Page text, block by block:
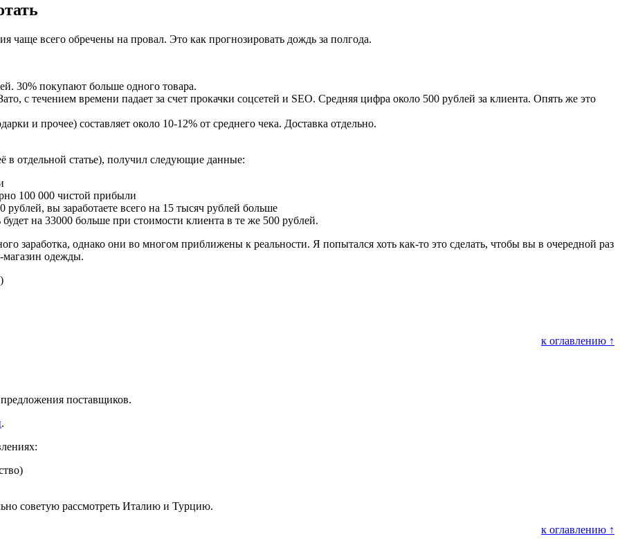
чаще всего обречены на провал. Это как прогнозировать дождь за полгода.
30% покупают больше одного товара.
с течением времени падает за счет прокачки соцсетей и SEO. Средняя цифра около 500 рублей за клиента. Опять же это
и прочее) составляет около 10-12% от среднего чека. Доставка отдельно.
в отдельной статье), получил следующие данные:
100 000 чистой прибыли
рублей, вы заработаете всего на 15 тысяч рублей больше
на 33000 больше при стоимости клиента в те же 500 рублей.
заработка, однако они во многом приближены к реальности. Я попытался хоть как-то это сделать, чтобы вы в очередной раз
магазин одежды.
к оглавлению ↑
поставщиков.
.
советую рассмотреть Италию и Турцию.
к оглавлению ↑